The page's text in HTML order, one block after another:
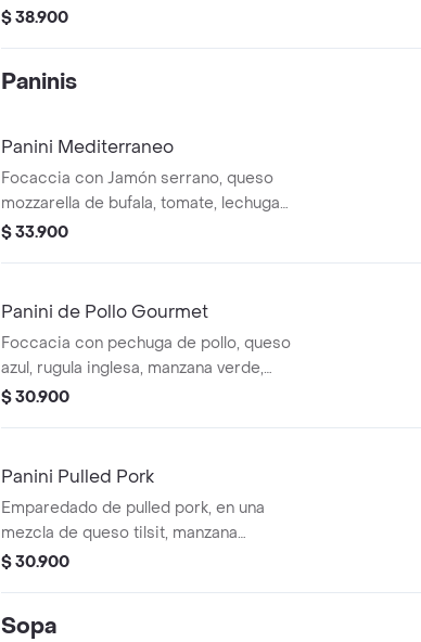
parmesano y champiñones frescos.
$ 38.900
Paninis
Panini Mediterraneo
Focaccia con Jamón serrano, queso
mozzarella de bufala, tomate, lechuga
rugula inglesa y reducción de balsámico.
$ 33.900
Panini de Pollo Gourmet
Foccacia con pechuga de pollo, queso
azul, rugula inglesa, manzana verde,
almendras en laminas, crema agria, salsa
$ 30.900
Panini Pulled Pork
Emparedado de pulled pork, en una
mezcla de queso tilsit, manzana
caramelizada y rugula.
$ 30.900
Sopa